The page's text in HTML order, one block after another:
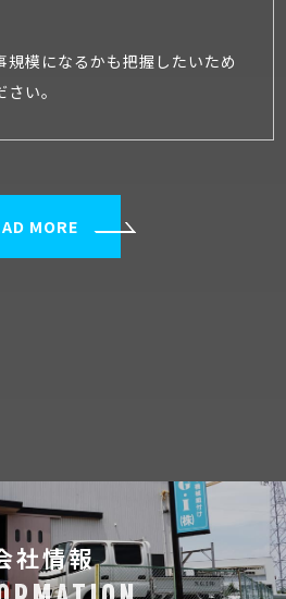
規模になるかも把握したいため
い。
MORE
社情報